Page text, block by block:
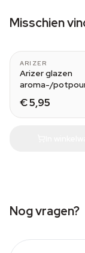
Misschien
ARIZER
Arizer glazen
aroma-/
€ 5,95
Nog vragen?